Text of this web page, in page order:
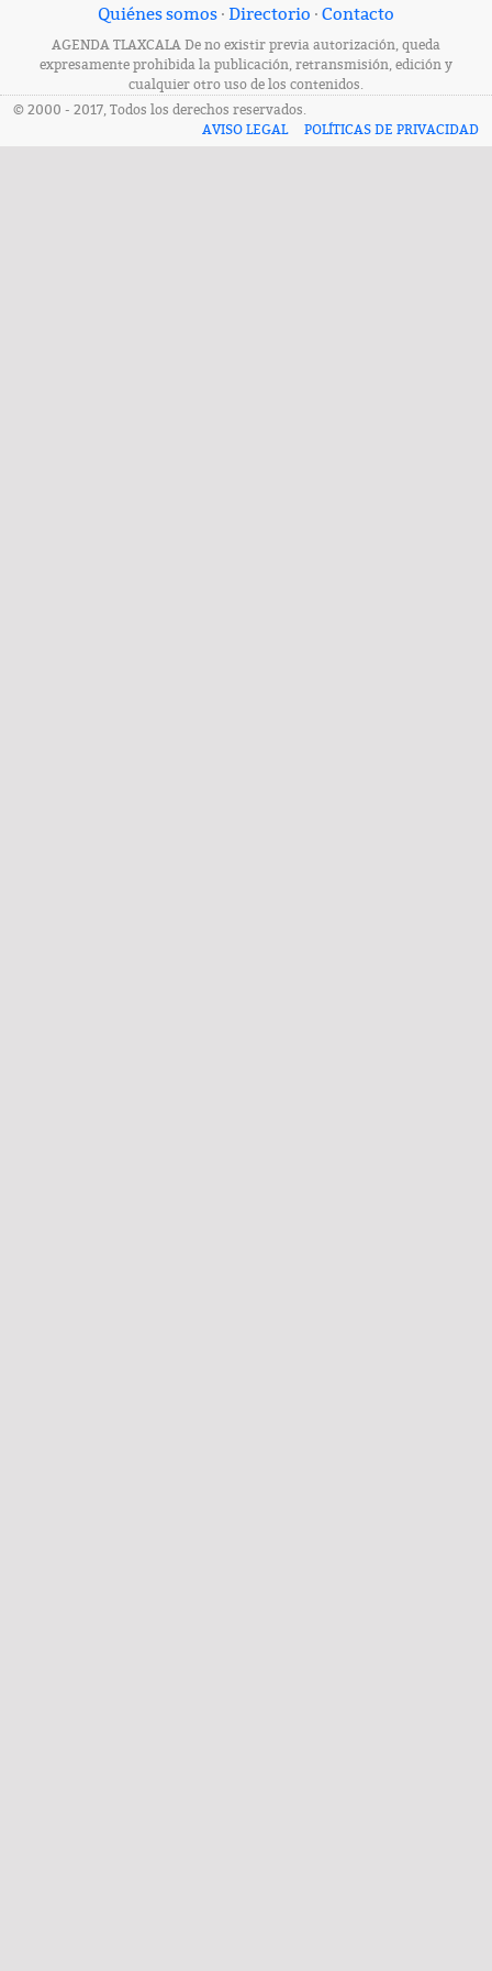
Quiénes somos · Directorio · Contacto
AGENDA TLAXCALA De no existir previa autorización, queda
expresamente prohibida la publicación, retransmisión, edición y
cualquier otro uso de los contenidos.
© 2000 - 2017, Todos los derechos reservados.
AVISO LEGAL
POLÍTICAS DE PRIVACIDAD